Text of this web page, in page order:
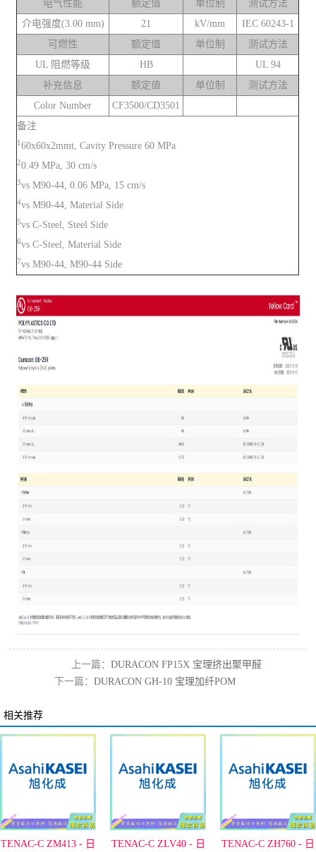
电气性能
额定值 单位制
测试方法
介电强度(3.00 mm)
21 kV/mm
IEC 60243-1
可燃性
额定值 单位制
测试方法
UL 阻燃等级
HB
UL 94
补充信息
额定值 单位制
测试方法
Color Number
CF3500/CD3501
备注
160x60x2mmt, Cavity Pressure 60 MPa
20.49 MPa, 30 cm/s
3vs M90-44, 0.06 MPa, 15 cm/s
4vs M90-44, Material Side
5vs C-Steel, Steel Side
6vs C-Steel, Material Side
7vs M90-44, M90-44 Side
上一篇：DURACON FP15X 宝理挤出聚甲醛
下一篇： DURACON GH-10 宝理加纤POM
相关推荐
TENAC-C ZM413 - 日 TENAC-C ZLV40 - 日 TENAC-C ZH760 - 日